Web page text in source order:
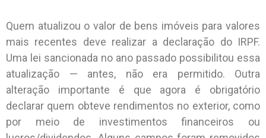
Quem atualizou o valor de bens imóveis para valores
mais recentes deve realizar a declaração do IRPF.
Uma lei sancionada no ano passado possibilitou essa
atualização — antes, não era permitido. Outra
alteração importante é que agora é obrigatório
declarar quem obteve rendimentos no exterior, como
por meio de investimentos financeiros ou